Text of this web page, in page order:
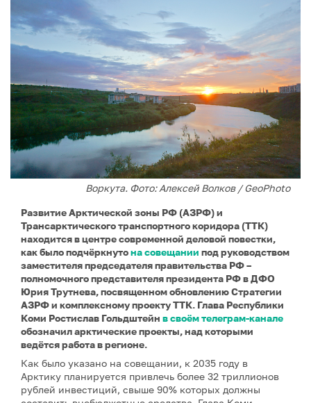
Воркута. Фото: Алексей Волков / GeoPhoto
Развитие Арктической зоны РФ (АЗРФ) и
Трансарктического транспортного коридора (ТТК)
находится в центре современной деловой повестки,
как было подчёркнутона совещании под руководством
заместителя председателя правительства РФ –
полномочного представителя президента РФ в ДФО
Юрия Трутнева, посвященном обновлению Стратегии
АЗРФ и комплексному проекту ТТК. Глава Республики
Коми Ростислав Гольдштейн в своём телеграм-канале
обозначил арктические проекты, над которыми
ведётся работа в регионе.
Как было указано на совещании, к 2035 году в
Арктику планируется привлечь более 32 триллионов
рублей инвестиций, свыше 90% которых должны